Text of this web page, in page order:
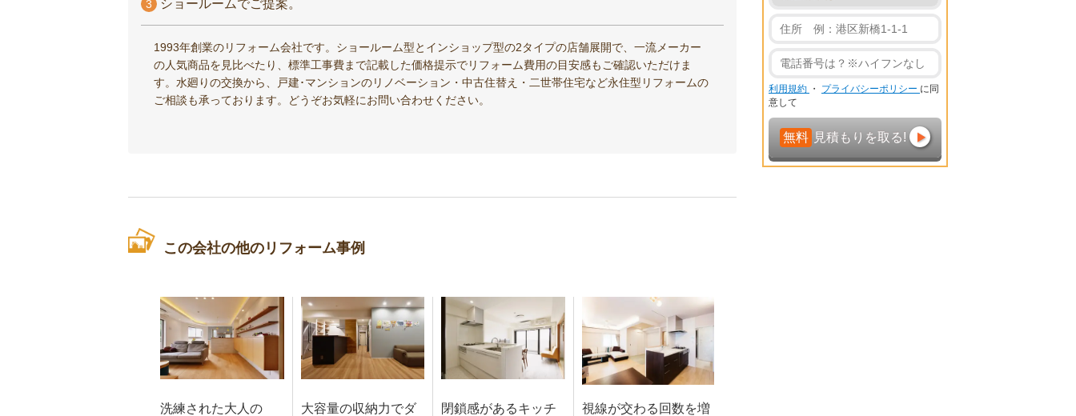
3 ショールームでご提案。
1993年創業のリフォーム会社です。ショールーム型とインショップ型の2タイプの店舗展開で、一流メーカー
の人気商品を見比べたり、標準工事費まで記載した価格提示でリフォーム費用の目安感もご確認いただけま
す。水廻りの交換から、戸建･マンションのリノベーション・中古住替え・二世帯住宅など永住型リフォームの
ご相談も承っております。どうぞお気軽にお問い合わせください。
この会社の他のリフォーム事例
洗練された大人の
大容量の収納力でダ
閉鎖感があるキッチ
視線が交わる回数を増
利用規約 ・ プライバシーポリシー に同
意して
無料 見積もりを取る!